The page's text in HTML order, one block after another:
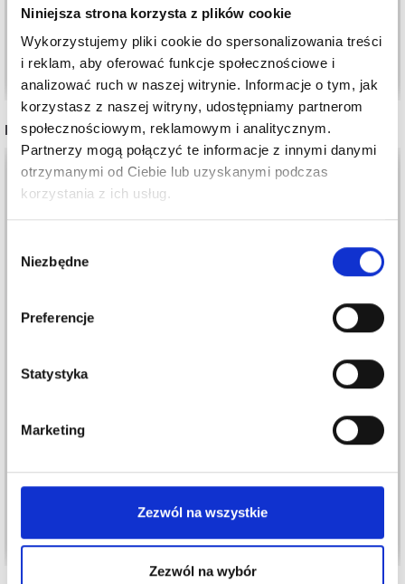
Niniejsza strona korzysta z plików cookie
Wykorzystujemy pliki cookie do spersonalizowania treści
i reklam, aby oferować funkcje społecznościowe i
analizować ruch w naszej witrynie. Informacje o tym, jak
korzystasz z naszej witryny, udostępniamy partnerom
społecznościowym, reklamowym i analitycznym.
Partnerzy mogą połączyć te informacje z innymi danymi
otrzymanymi od Ciebie lub uzyskanymi podczas
korzystania z ich usług.
zgody
Niezbędne
Preferencje
Statystyka
Marketing
Zezwól na wszystkie
Zezwól na wybór
Okazja 31/08/2026
Dodaj do koszyka Zobacz wszystkie opcje
INNI TEŻ WIDZIELI
Cena od
EXTRA FINE